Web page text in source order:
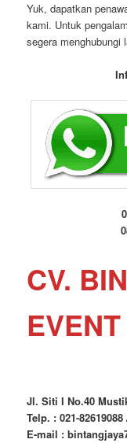
Yuk, dapatkan
kami. Untuk
segera menghubungi
CV.
EVENT
Jl. Siti I No.40
Telp. : 021-82619088
E-mail :